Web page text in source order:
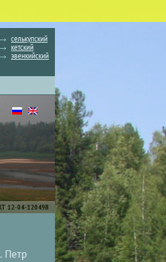
селькупский
кетский
эвенкийский
12-04-12049В
Петр